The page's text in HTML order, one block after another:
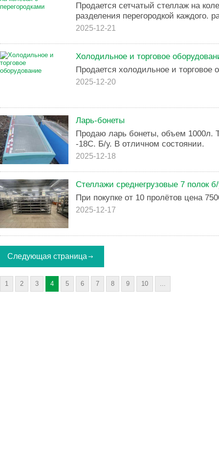
Продается сетчатый стеллаж на
разделения перегородкой каждого.
2025-12-21
Холодильное и торговое
Продается холодильное и торговое
2025-12-20
Ларь-бонеты
Продаю ларь бонеты, объем 1000л.
-18С. Б/у. В отличном состоянии.
2025-12-18
Стеллажи среднегрузовые 7 полок
При покупке от 10 пролётов цена
2025-12-17
Следующая страница
1 2 3 4 5 6 7 8 9 10 ...